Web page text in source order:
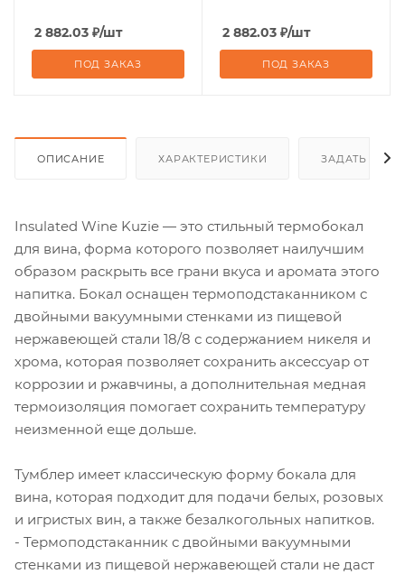
2 882.03 ₽/шт
ПОД ЗАКАЗ
2 882.03 ₽/шт
ПОД ЗАКАЗ
ОПИСАНИЕ ХАРАКТЕРИСТИКИ ЗАДАТЬ
Insulated Wine Kuzie — это стильный термобокал
для вина, форма которого позволяет наилучшим
образом раскрыть все грани вкуса и аромата этого
напитка. Бокал оснащен термоподстаканником с
двойными вакуумными стенками из пищевой
нержавеющей стали 18/8 с содержанием никеля и
хрома, которая позволяет сохранить аксессуар от
коррозии и ржавчины, а дополнительная медная
термоизоляция помогает сохранить температуру
неизменной еще дольше.
Тумблер имеет классическую форму бокала для
вина, которая подходит для подачи белых, розовых
и игристых вин, а также безалкогольных напитков.
- Термоподстаканник с двойными вакуумными
стенками из пищевой нержавеющей стали не даст